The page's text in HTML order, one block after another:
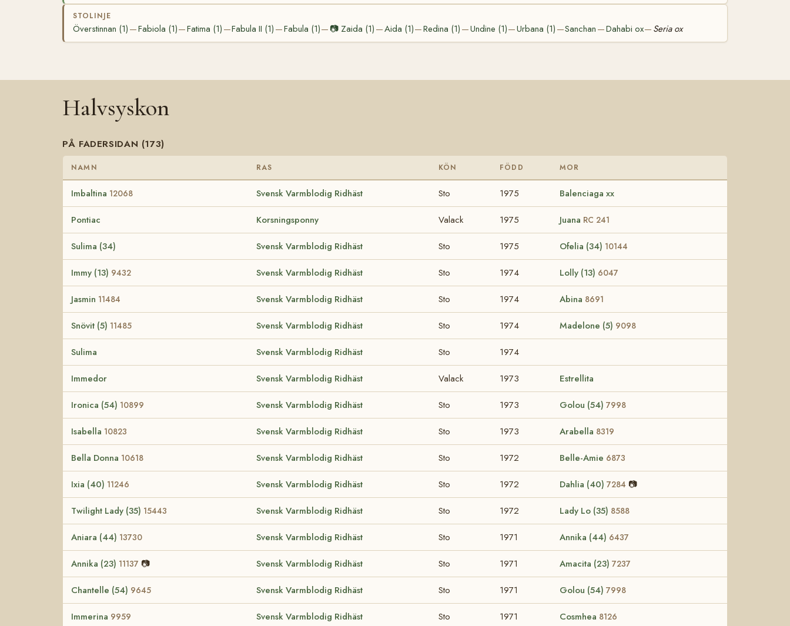
STOLINJE
Överstinnan (1) —Fabiola (1)—Fatima (1) —Fabula II (1) —Fabula (1)— 📷 Zaida (1) —Aida (1)—Redina (1) —Undine (1)—Urbana (1) —Sanchan —Dahabi ox— Seria ox
Halvsyskon
PÅ FADERSIDAN (173)
NAMN RAS KÖN FÖDD MOR
Imbaltina 12068 Svensk Varmblodig Ridhäst Sto 1975 Balenciaga xx
Pontiac Korsningsponny Valack 1975 Juana RC 241
Sulima (34) Svensk Varmblodig Ridhäst Sto 1975 Ofelia (34) 10144
Immy (13) 9432 Svensk Varmblodig Ridhäst Sto 1974 Lolly (13) 6047
Jasmin 11484 Svensk Varmblodig Ridhäst Sto 1974 Abina 8691
Snövit (5) 11485 Svensk Varmblodig Ridhäst Sto 1974 Madelone (5) 9098
Sulima Svensk Varmblodig Ridhäst Sto 1974
Immedor Svensk Varmblodig Ridhäst Valack 1973 Estrellita
Ironica (54) 10899 Svensk Varmblodig Ridhäst Sto 1973 Golou (54) 7998
Isabella 10823 Svensk Varmblodig Ridhäst Sto 1973 Arabella 8319
Bella Donna 10618 Svensk Varmblodig Ridhäst Sto 1972 Belle-Amie 6873
Ixia (40) 11246 Svensk Varmblodig Ridhäst Sto 1972 Dahlia (40) 7284 📷
Twilight Lady (35) 15443 Svensk Varmblodig Ridhäst Sto 1972 Lady Lo (35) 8588
Aniara (44) 13730 Svensk Varmblodig Ridhäst Sto 1971 Annika (44) 6437
Annika (23) 11137 📷 Svensk Varmblodig Ridhäst Sto 1971 Amacita (23) 7237
Chantelle (54) 9645 Svensk Varmblodig Ridhäst Sto 1971 Golou (54) 7998
Immerina 9959 Svensk Varmblodig Ridhäst Sto 1971 Cosmhea 8126